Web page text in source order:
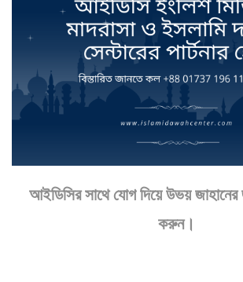
আইডিসির সাথে যোগ দিয়ে উভয়
করুন।